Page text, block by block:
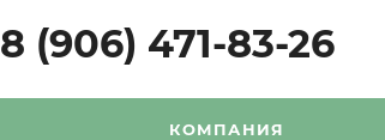
8 (906) 471-83-26
КОМПАНИЯ